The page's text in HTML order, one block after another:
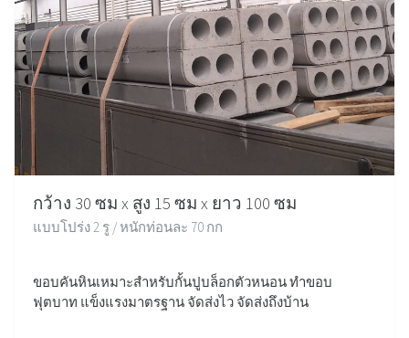
กว้าง 30 ซม x สูง 15 ซม x ยาว 100 ซม
แบบโปร่ง 2 รู / หนักท่อนละ 70 กก
ขอบคันหินเหมาะสำหรับกั้นปูบล็อกตัวหนอน ทำขอบ
ฟุตบาท แข็งแรงมาตรฐาน จัดส่งไว จัดส่งถึงบ้าน